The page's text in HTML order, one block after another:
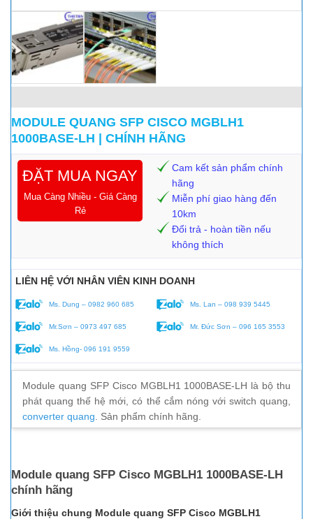
MODULE QUANG SFP CISCO MGBLH1
1000BASE-LH | CHÍNH HÃNG
ĐẶT MUA NGAY
Mua Càng Nhiều - Giá Càng
Rẻ
Cam kết sản phẩm chính
hãng
Miễn phí giao hàng đến
10km
Đổi trả - hoàn tiền nếu
không thích
LIÊN HỆ VỚI NHÂN VIÊN KINH DOANH
Ms. Dung – 0982 960 685 Ms. Lan – 098 939 5445
Mr.Sơn – 0973 497 685 Mr. Đức Sơn – 096 165 3553
Ms. Hồng- 096 191 9559
Module quang SFP Cisco MGBLH1 1000BASE-LH là bộ thu
phát quang thế hệ mới, có thể cắm nóng với switch quang,
converter quang . Sản phẩm chính hãng.
Module quang SFP Cisco MGBLH1 1000BASE-LH
chính hãng
Giới thiệu chung Module quang SFP Cisco MGBLH1